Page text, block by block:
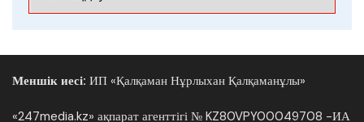
Меншік иесі: ИП «Қалқаман Нұрлыхан Қалқаманұлы»
«247media.kz» ақпарат агенттігі № KZ80VPY00049708 -ИА